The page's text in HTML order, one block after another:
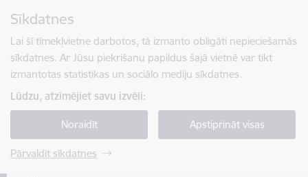
Sīkdatnes
Lai šī tīmekļvietne darbotos, tā izmanto obligāti nepieciešamās
sīkdatnes. Ar Jūsu piekrišanu papildus šajā vietnē var tikt
izmantotas statistikas un sociālo mediju sīkdatnes.
Lūdzu, atzīmējiet savu izvēli:
Noraidīt Apstiprināt visas
Pārvaldīt sīkdatnes